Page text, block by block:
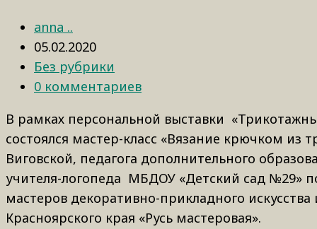
anna ..
05.02.2020
Без рубрики
0 комментариев
В рамках персональной выставки
состоялся мастер-класс «Вязание крючком
Виговской, педагога дополнительного
учителя-логопеда МБДОУ «Детский сад №29»
мастеров декоративно-прикладного
Красноярского края «Русь мастеровая».